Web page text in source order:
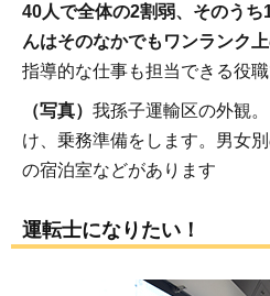
40人で全体の2割弱、そのう
んはそのなかでもワンランク上
指導的な仕事も担当できる役職
（写真） 我孫子運輸区の外観
け、乗務準備をします。男女
の宿泊室などがあります
運転士になりたい！